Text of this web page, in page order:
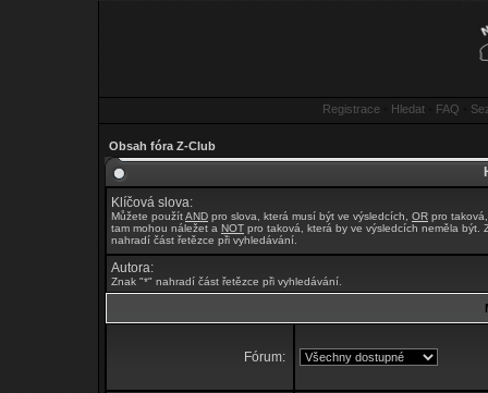
Registrace Hledat FAQ
Obsah fóra Z-Club
Klíčová slova:
Můžete použítAND pro slova, která musí být ve výsledcích, OR pro
tam mohou náležet a NOT pro taková, která by ve výsledcích neměla být.
nahradí část řetězce při vyhledávání.
Autora:
Znak "*" nahradí část řetězce při vyhledávání.
Fórum: